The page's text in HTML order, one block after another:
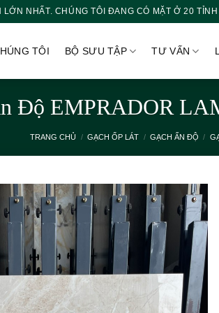
NHẤT. CHÚNG TÔI ĐANG CÓ MẶT Ở 20 TỈNH
TÔI BỘ SƯU TẬP TƯ VẤN
Độ EMPRADOR
TRANG CHỦ / GẠCH ỐP LÁT / GẠCH ẤN ĐỘ /